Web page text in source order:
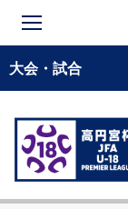
大会・試合